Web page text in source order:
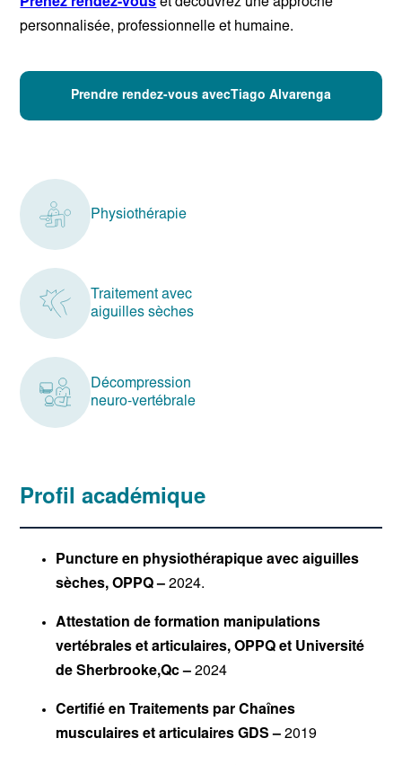
personnalisée, professionnelle et humaine.
Prendre rendez-vous avecTiago Alvarenga
Physiothérapie
Traitement avec
aiguilles sèches
Décompression
neuro-vertébrale
Profil académique
Puncture en physiothérapique avec aiguilles
sèches, OPPQ – 2024.
Attestation de formation manipulations
vertébrales et articulaires, OPPQ et Université
de Sherbrooke,Qc – 2024
Certifié en Traitements par Chaînes
musculaires et articulaires GDS – 2019